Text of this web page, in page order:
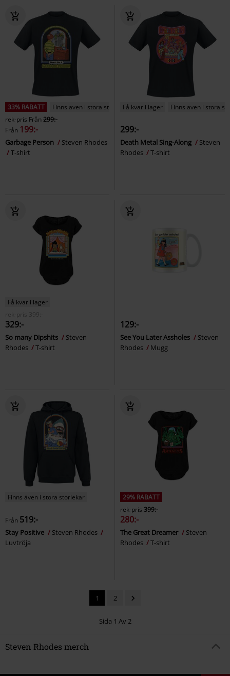
33% RABATT
Finns även i stora storlekar
rek-pris Från299:-
Från 199:-
Garbage Person
Steven Rhodes
T-shirt
Få kvar i lager Finns även i stora
299:-
Death Metal Sing-Along
Steven
Rhodes
T-shirt
Få kvar i lager
rek-pris
399:-
329:-
So many Dipshits
Steven
Rhodes
T-shirt
129:-
See You Later Assholes
Steven
Rhodes
Mugg
Finns även i stora storlekar
Från 519:-
Stay Positive
Steven Rhodes
Luvtröja
29% RABATT
rek-pris 399:-
280:-
The Great Dreamer
Steven
Rhodes
T-shirt
1 2
Sida 1 Av 2
Steven Rhodes merch